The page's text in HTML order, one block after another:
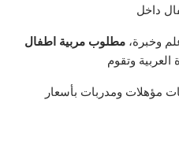
داخل
وخبرة،مطلوب مربية اطفال
وتقوم
مؤهلات ومدربات بأسعار